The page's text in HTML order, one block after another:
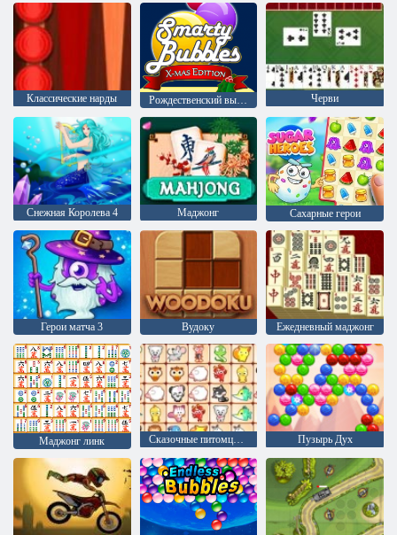
Классические нарды Рождественский выпуск: Забавные пузыри Черви
Снежная Королева 4 Маджонг Сахарные герои
Герои матча 3 Вудоку Ежедневный маджонг
Маджонг линк Сказочные питомцы связь Пузырь Дух